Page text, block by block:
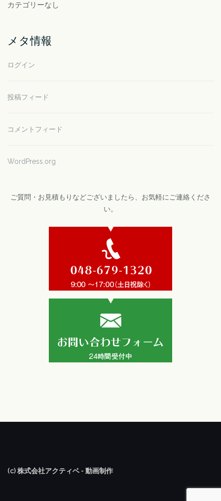
カテゴリーなし
メタ情報
ログイン
投稿フィード
コメントフィード
WordPress.org
ご質問・お見積もりなどございましたら、お気軽にご連絡くださ
い。
(c) 株式会社アクティベ - 動画制作